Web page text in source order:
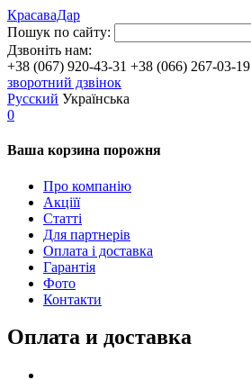
КрасаваДар
Пошук по сайту:
Дзвоніть нам:
+38 (067) 920-43-31 +38 (066) 267-03-19
зворотний дзвінок
Русский Українська
0
Ваша корзина порожня
Про компанію
Акціїї
Статті
Для партнерів
Оплата і доставка
Гарантія
Фото
Контакти
Оплата и доставка